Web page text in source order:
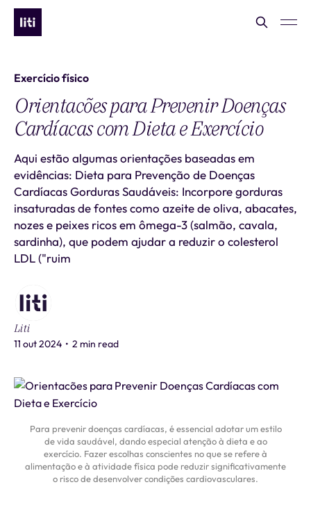
Exercício físico
Orientacões para Prevenir Doenças
Cardíacas com Dieta e Exercício
Aqui estão algumas orientações baseadas em
evidências: Dieta para Prevenção de Doenças
Cardíacas Gorduras Saudáveis: Incorpore gorduras
insaturadas de fontes como azeite de oliva, abacates,
nozes e peixes ricos em ômega-3 (salmão, cavala,
sardinha), que podem ajudar a reduzir o colesterol
LDL ("ruim
Liti
11 out 2024 • 2 min read
Para prevenir doenças cardíacas, é essencial adotar um estilo
de vida saudável, dando especial atenção à dieta e ao
exercício. Fazer escolhas conscientes no que se refere à
alimentação e à atividade física pode reduzir significativamente
o risco de desenvolver condições cardiovasculares.